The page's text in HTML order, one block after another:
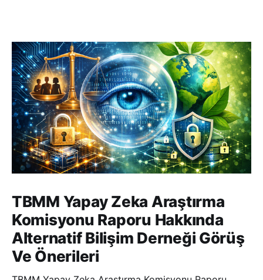
TBMM Yapay Zeka Araştırma
Komisyonu Raporu Hakkında
Alternatif Bilişim Derneği Görüş
Ve Önerileri